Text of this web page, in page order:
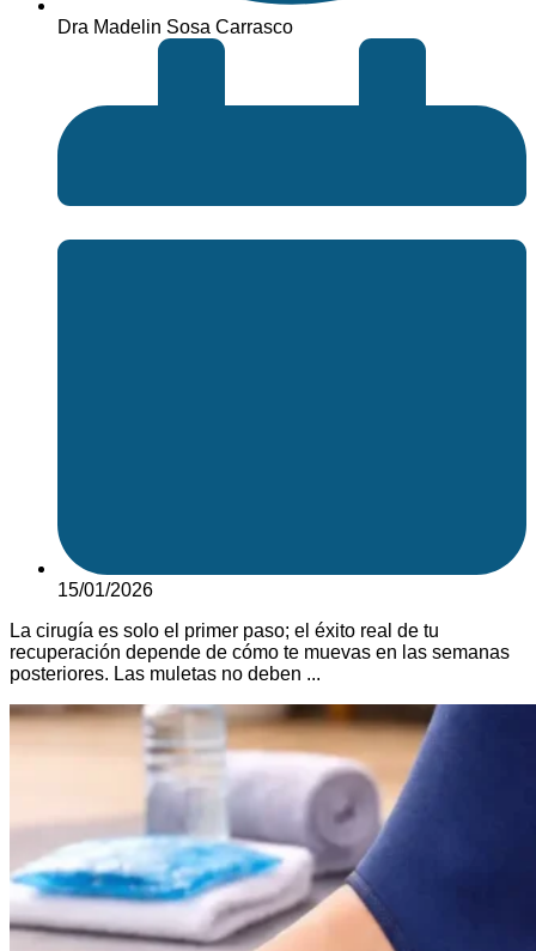
Dra Madelin Sosa Carrasco
15/01/2026
La cirugía es solo el primer paso; el éxito real de tu
recuperación depende de cómo te muevas en las semanas
posteriores. Las muletas no deben ...